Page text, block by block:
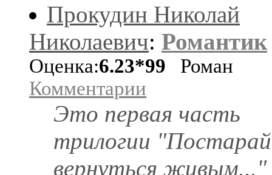
Прокудин Николай
Николаевич: Романтик
Оценка:6.23*99 Роман
Комментарии
Это первая часть
трилогии
вернуться живым..."